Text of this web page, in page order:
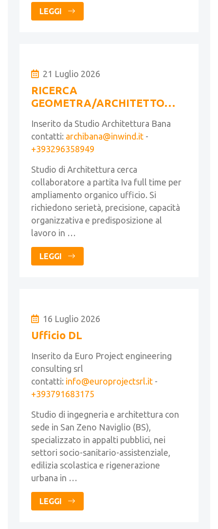
LEGGI
21 Luglio 2026
RICERCA
GEOMETRA/ARCHITETTO
Inserito da Studio Architettura Bana
contatti: archibana@inwind.it -
+393296358949
Studio di Architettura cerca
collaboratore a partita Iva full time per
ampliamento organico ufficio. Si
richiedono serietà, precisione, capacità
organizzativa e predisposizione al
lavoro in …
LEGGI
16 Luglio 2026
Ufficio DL
Inserito da Euro Project engineering
consulting srl
contatti: info@europrojectsrl.it -
+393791683175
Studio di ingegneria e architettura con
sede in San Zeno Naviglio (BS),
specializzato in appalti pubblici, nei
settori socio-sanitario-assistenziale,
edilizia scolastica e rigenerazione
urbana in …
LEGGI